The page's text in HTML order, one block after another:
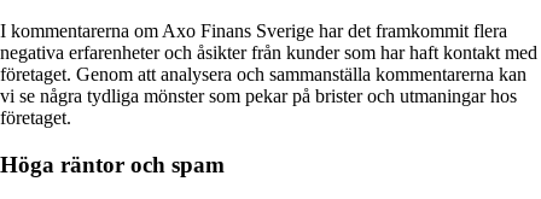
I kommentarerna om Axo Finans Sverige har det framkommit flera
negativa erfarenheter och åsikter från kunder som har haft kontakt med
företaget. Genom att analysera och sammanställa kommentarerna kan
vi se några tydliga mönster som pekar på brister och utmaningar hos
företaget.
Höga räntor och spam